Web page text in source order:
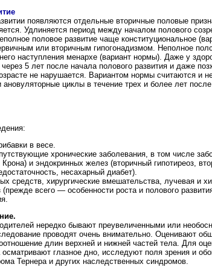
появляются отдельные вторичные половые
Удлиняется период между началом полового
половое развитие чаще конституциональное
или вторичным гипогонадизмом. Неполное
наступления менархе (вариант нормы). Даже у
5 лет после начала полового развития и даже
не нарушается. Вариантом нормы считаются и
циклы в течение трех и более лет
в весе.
хронические заболевания, в том числе
и эндокринных желез (вторичный гипотиреоз,
несахарный диабет).
средств, хирургические вмешательства, лучевая и
всего — особенности роста и полового
нередко бывают преувеличенными или
проводят очень внимательно. Оценивают
длин верхней и нижней частей тела. Для
осматривают глазное дно, исследуют поля зрения и
Тернера и других наследственных синдромов.